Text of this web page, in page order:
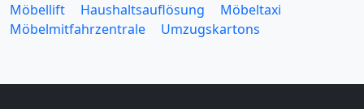
Möbellift
Haushaltsauflösung
Möbeltaxi
Möbelmitfahrzentrale
Umzugskartons